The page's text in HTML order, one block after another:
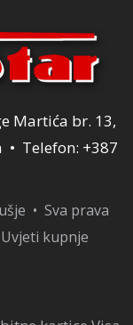
Martića br. 13,
• Telefon: +387
• Sva prava
Uvjeti kupnje